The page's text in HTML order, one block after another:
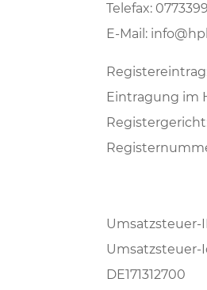
Telefax:
E-Mail:
Eintragung im
Umsatzsteuer-
Umsatzsteuer-
DE171312700